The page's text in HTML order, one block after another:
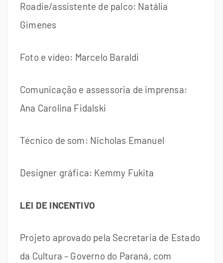
Roadie/assistente de palco: Natália
Gimenes
Foto e vídeo: Marcelo Baraldi
Comunicação e assessoria de imprensa:
Ana Carolina Fidalski
Técnico de som: Nicholas Emanuel
Designer gráfica: Kemmy Fukita
LEI DE INCENTIVO
Projeto aprovado pela Secretaria de Estado
da Cultura – Governo do Paraná, com